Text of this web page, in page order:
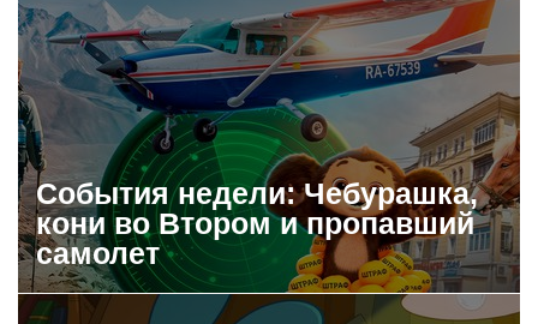
События недели: Чебурашка,
кони во Втором и пропавший
самолет